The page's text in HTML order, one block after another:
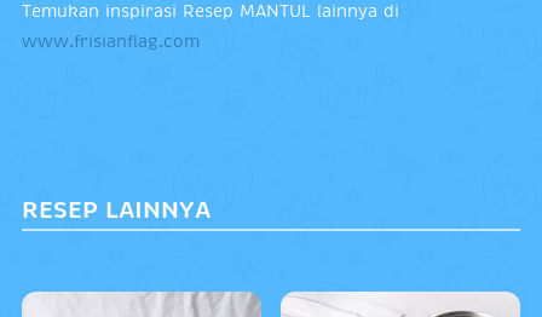
Temukan inspirasi Resep MANTUL lainnya di
www.frisianflag.com
RESEP LAINNYA